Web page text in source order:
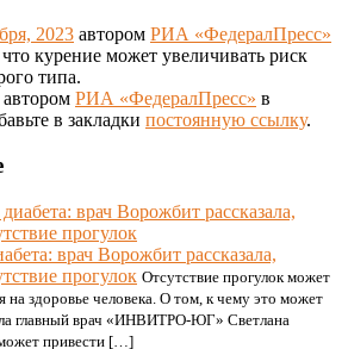
2023 автором РИА «ФедералПресс»
курение может увеличивать риск
типа.
РИА «ФедералПресс» в
в закладки постоянную ссылку.
врач Ворожбит рассказала,
прогулок Отсутствие прогулок может
на здоровье человека. О том, к чему это может
главный врач «ИНВИТРО-ЮГ» Светлана
привести […]